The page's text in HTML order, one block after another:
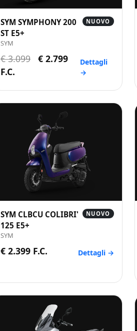
SYM SYMPHONY 200
ST E5+
SYM
NUOVO
€ 3.099
€ 2.799
F.C.
Dettagli
→
SYM CLBCU COLIBRI'
125 E5+
SYM
NUOVO
€ 2.399 F.C. Dettagli →